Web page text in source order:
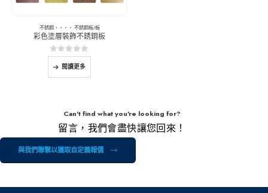
不銹鋼，，，， 不銹鋼板/板
彩色塗層裝飾不銹鋼板
05分
閱讀更多
Can't find what you're looking for?
留言，我們會盡快讓您回來！
與我們聯繫以獲取自定義報價